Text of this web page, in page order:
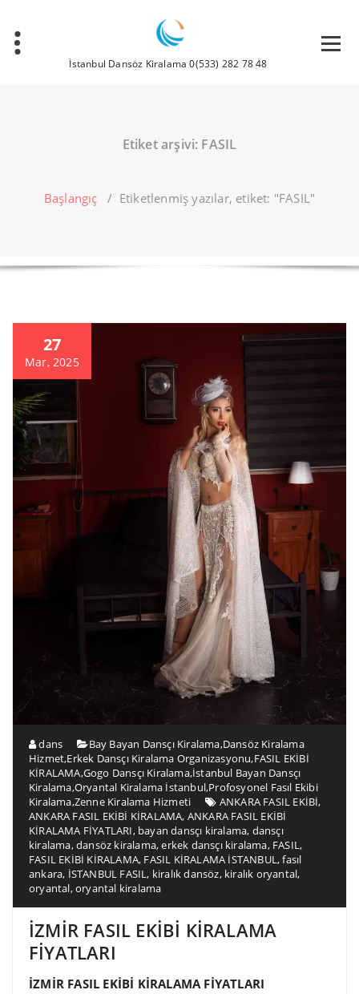
İstanbul Dansöz Kiralama 0(533) 282 78 48
Etiket arşivi: FASIL
Başlangıç / Etiketlenmiş yazılar, etiket: "FASIL"
27
Mar, 2025
dans Bay Bayan Dansçı Kiralama,Dansöz Kiralama
Hizmet,Erkek Dansçı Kiralama Organizasyonu,FASIL EKİBİ
KİRALAMA,Gogo Dansçı Kiralama,İstanbul Bayan Dansçı
Kiralama,Oryantal Kiralama İstanbul,Profosyonel Fasıl Ekibi
Kiralama,Zenne Kiralama Hizmeti ANKARA FASIL EKİBİ,
ANKARA FASIL EKİBİ KİRALAMA, ANKARA FASIL EKİBİ
KİRALAMA FİYATLARI, bayan dansçı kiralama, dansçı
kiralama,dansöz kiralama,erkek dansçı kiralama, FASIL,
FASIL EKİBİ KİRALAMA, FASIL KİRALAMA İSTANBUL,fasıl
ankara, İSTANBUL FASIL, kiralık dansöz, kiralık oryantal,
oryantal,oryantal kiralama
İZMİR FASIL EKİBİ KİRALAMA
FİYATLARI
İZMİR FASIL EKİBİ KİRALAMA FİYATLARI